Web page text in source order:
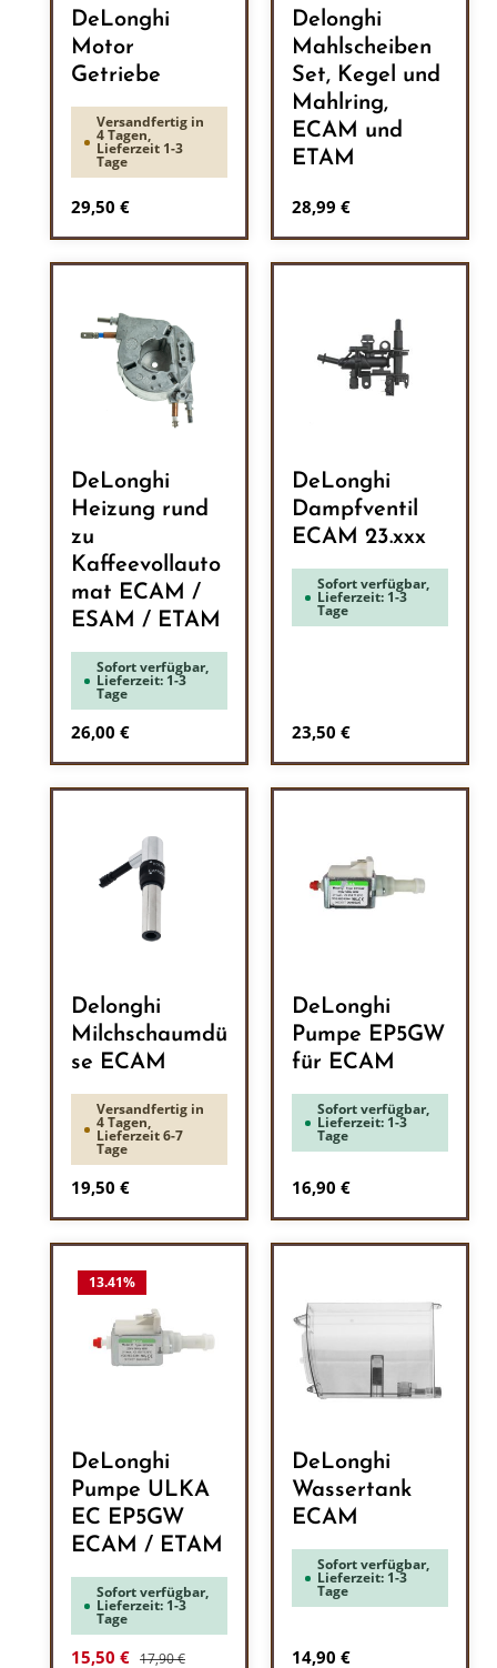
DeLonghi
Motor
Getriebe
Versandfertig in
4 Tagen,
Lieferzeit 1-3
Tage
Regulärer Preis:
29,50 €
Delonghi
Mahlscheiben
Set, Kegel und
Mahlring,
ECAM und
ETAM
Regulärer Preis:
28,99 €
DeLonghi
Heizung rund
zu
Kaffeevollauto
mat ECAM /
ESAM / ETAM
Sofort verfügbar,
Lieferzeit: 1-3
Tage
Regulärer Preis:
26,00 €
DeLonghi
Dampfventil
ECAM 23.xxx
Sofort verfügbar,
Lieferzeit: 1-3
Tage
Regulärer Preis:
23,50 €
Delonghi
Milchschaumdü
se ECAM
Versandfertig in
4 Tagen,
Lieferzeit 6-7
Tage
Regulärer Preis:
19,50 €
DeLonghi
Pumpe EP5GW
für ECAM
Sofort verfügbar,
Lieferzeit: 1-3
Tage
Regulärer Preis:
16,90 €
13.41%
DeLonghi
Pumpe ULKA
EC EP5GW
ECAM / ETAM
Sofort verfügbar,
Lieferzeit: 1-3
Tage
Verkaufspreis:
15,50 € Regulärer Preis:
17,90 €
DeLonghi
Wassertank
ECAM
Sofort verfügbar,
Lieferzeit: 1-3
Tage
Regulärer Preis:
14,90 €